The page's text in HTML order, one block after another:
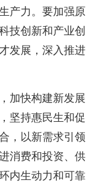
产力。要加强原
技创新和产业创
发展，深入推进
加快构建新发展
坚持惠民生和促
，以新需求引领
消费和投资、供
内生动力和可靠